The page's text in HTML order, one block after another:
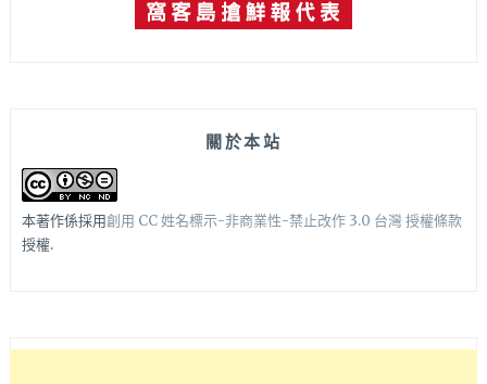
關於本站
本著作係採用創用 CC 姓名標示-非商業性-禁止改作 3.0 台灣 授權條款
授權.